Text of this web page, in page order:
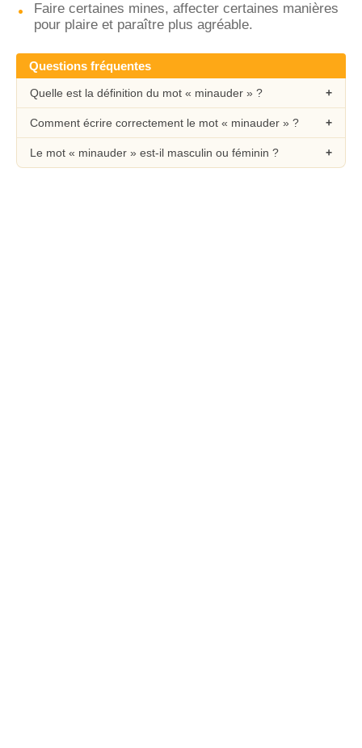
Faire certaines mines, affecter certaines manières
pour plaire et paraître plus agréable.
Questions fréquentes
Quelle est la définition du mot « minauder » ?
Comment écrire correctement le mot « minauder » ?
Le mot « minauder » est-il masculin ou féminin ?